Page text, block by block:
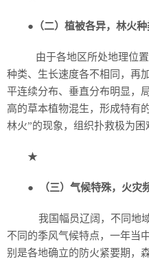
● （二）植被各异，林火种
由于各地区所处地理位
种类、生长速度各不相同，再
平连续分布、垂直分布明显，
高的草本植物混生，形成特有
林火”的现象，组织扑救极为困
★
● （三）气候特殊，火灾
我国幅员辽阔，不同地
不同的季风气候特点，一年当
别是各地确立的防火紧要期，